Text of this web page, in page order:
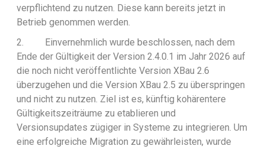
verpflichtend zu nutzen. Diese kann bereits jetzt in
Betrieb genommen werden.
2.
Einvernehmlich wurde beschlossen, nach dem
Ende der Gültigkeit der Version 2.4.0.1 im Jahr 2026 auf
die noch nicht veröffentlichte Version XBau 2.6
überzugehen und die Version XBau 2.5 zu überspringen
und nicht zu nutzen. Ziel ist es, künftig kohärentere
Gültigkeitszeiträume zu etablieren und
Versionsupdates zügiger in Systeme zu integrieren. Um
eine erfolgreiche Migration zu gewährleisten, wurde